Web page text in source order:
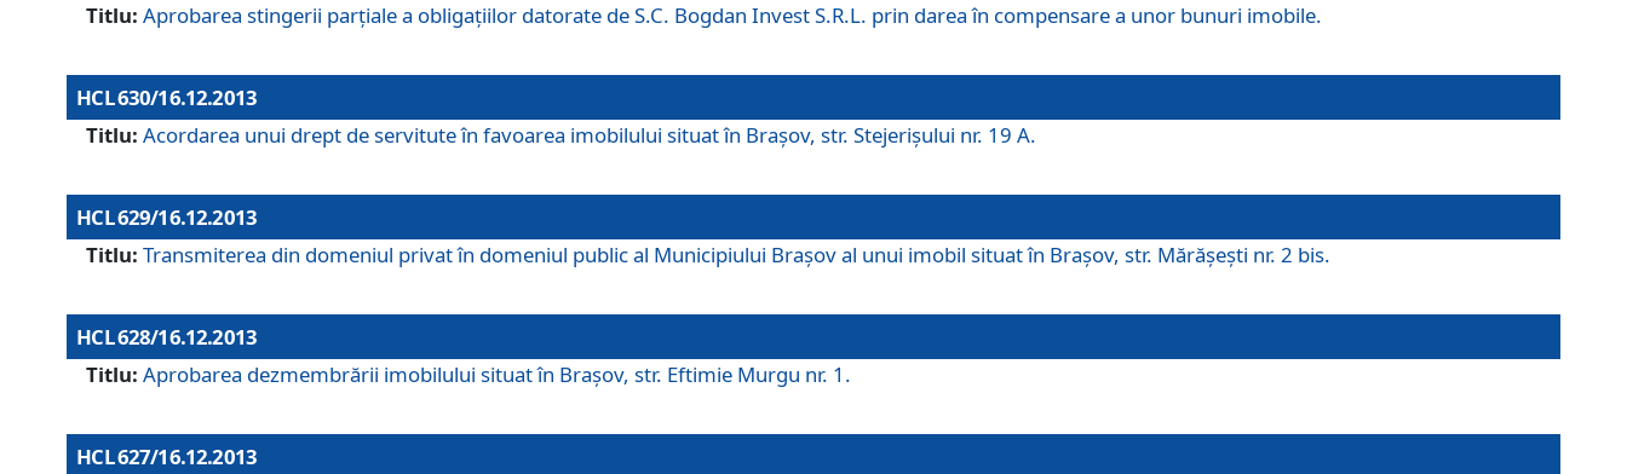
Titlu: Aprobarea stingerii parţiale a obligaţiilor datorate de S.C. Bogdan Invest S.R.L. prin darea în compensare a unor bunuri imobile.
HCL 630/16.12.2013
Titlu: Acordarea unui drept de servitute în favoarea imobilului situat în Braşov, str. Stejerişului nr. 19 A.
HCL 629/16.12.2013
Titlu: Transmiterea din domeniul privat în domeniul public al Municipiului Braşov al unui imobil situat în Braşov, str. Mărăşeşti nr. 2 bis.
HCL 628/16.12.2013
Titlu: Aprobarea dezmembrării imobilului situat în Braşov, str. Eftimie Murgu nr. 1.
HCL 627/16.12.2013